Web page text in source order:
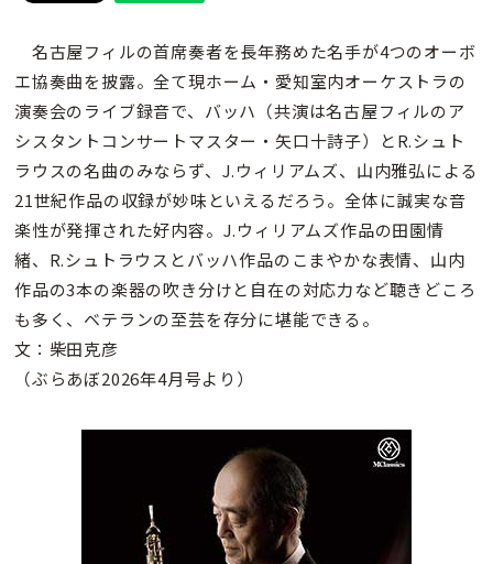
名古屋フィルの首席奏者を長年務めた名手が4つのオーボ
エ協奏曲を披露。全て現ホーム・愛知室内オーケストラの
演奏会のライブ録音で、バッハ（共演は名古屋フィルのア
シスタントコンサートマスター・矢口十詩子）とR.シュト
ラウスの名曲のみならず、J.ウィリアムズ、山内雅弘による
21世紀作品の収録が妙味といえるだろう。全体に誠実な音
楽性が発揮された好内容。J.ウィリアムズ作品の田園情
緒、R.シュトラウスとバッハ作品のこまやかな表情、山内
作品の3本の楽器の吹き分けと自在の対応力など聴きどころ
も多く、ベテランの至芸を存分に堪能できる。
文：柴田克彦
（ぶらあぼ2026年4月号より）